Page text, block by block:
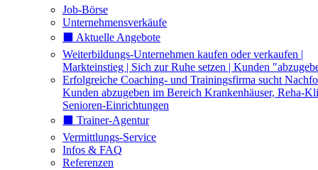
Job-Börse
Unternehmensverkäufe
⬛️ Aktuelle Angebote
Weiterbildungs-Unternehmen kaufen oder verkaufen |
Markteinstieg | Sich zur Ruhe setzen | Kunden
Erfolgreiche Coaching- und Trainingsfirma sucht
Kunden abzugeben im Bereich Krankenhäuser, Reha-
Senioren-Einrichtungen
⬛️ Trainer-Agentur
Vermittlungs-Service
Infos & FAQ
Referenzen